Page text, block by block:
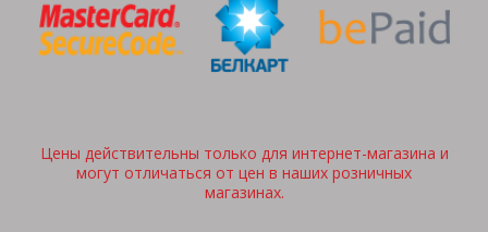
Цены действительны только для интернет-магазина и
могут отличаться от цен в наших розничных
магазинах.